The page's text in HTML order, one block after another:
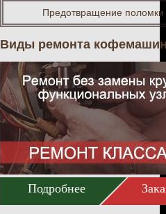
Предотвращение
Виды ремонта
Подробнее